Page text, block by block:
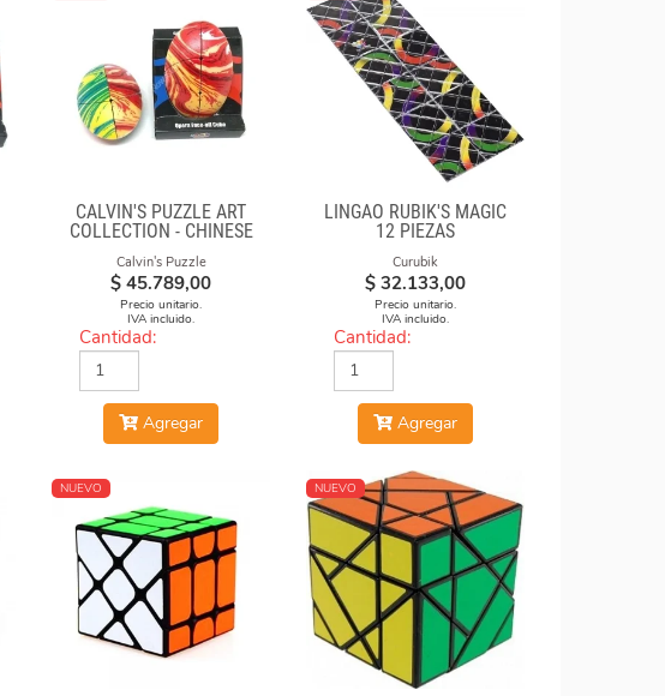
CALVIN'S PUZZLE ART
COLLECTION - CHINESE
OPERA FACE-OFF CUBE
(MOLTEN LAVA)
Calvin's Puzzle
$ 45.789,00
Precio unitario.
IVA incluido.
Cantidad:
Agregar
LINGAO RUBIK'S MAGIC
12 PIEZAS
Curubik
$ 32.133,00
Precio unitario.
IVA incluido.
Cantidad:
Agregar
NUEVO NUEVO